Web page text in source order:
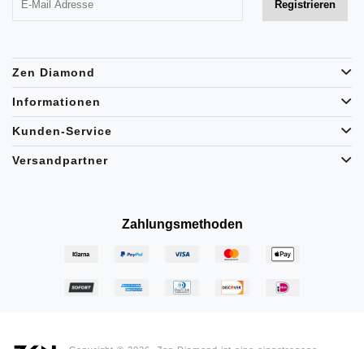
Zen Diamond
Informationen
Kunden-Service
Versandpartner
Zahlungsmethoden